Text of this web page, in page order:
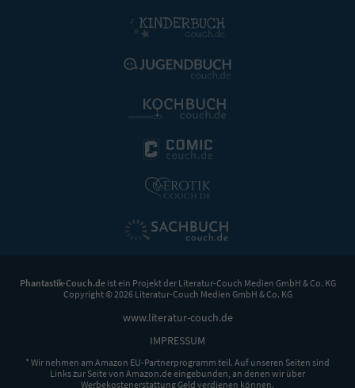
Phantastik-Couch.deist ein Projekt der Literatur-Couch Medien GmbH & Co. KG
Copyright © 2026 Literatur-Couch Medien GmbH & Co. KG
www.literatur-couch.de
IMPRESSUM
* Wir nehmen am Amazon EU-Partnerprogramm teil. Auf unseren Seiten sind
Links zur Seite von Amazon.de eingebunden, an denen wir über
Werbekostenerstattung Geld verdienen können.